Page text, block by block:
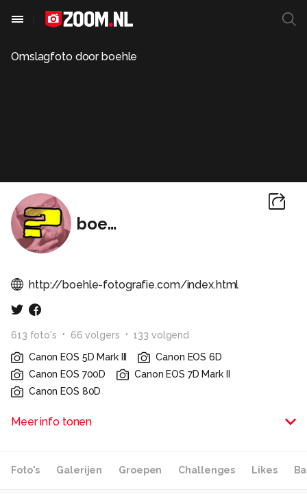
Omslagfoto doorboehle
boehle
http://boehle-fotografie.com/index.html
613 foto's 66 volgers 133 volgend
Canon EOS 5D Mark III
Canon EOS 6D
Canon EOS 700D
Canon EOS 7D Mark II
Canon EOS 80D
lekker fotograferen
is m'n eigen web site !
Meer info tonen
Foto's Galerijen Groepen Challenges Likes